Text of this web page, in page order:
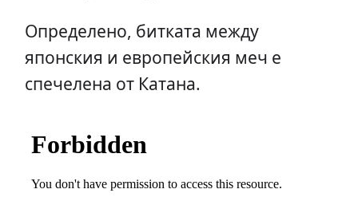
Определено, битката между
японския и европейския меч е
спечелена от Катана.